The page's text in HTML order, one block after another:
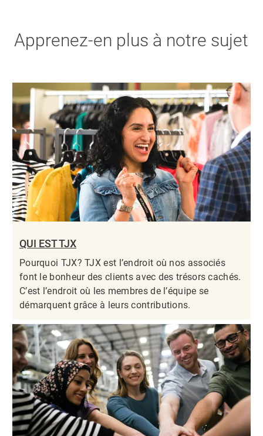
Apprenez-en plus à notre sujet
QUI EST TJX
Pourquoi TJX? TJX est l’endroit où nos associés
font le bonheur des clients avec des trésors cachés.
C’est l’endroit où les membres de l’équipe se
démarquent grâce à leurs contributions.​​​​​​​